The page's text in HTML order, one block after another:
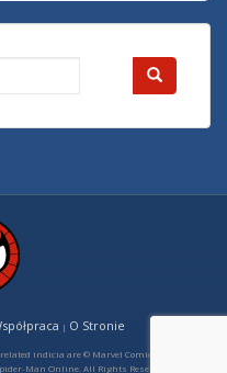
| O Stronie
indicia are © Marvel Comics
Man Online. All Rights Reserved.